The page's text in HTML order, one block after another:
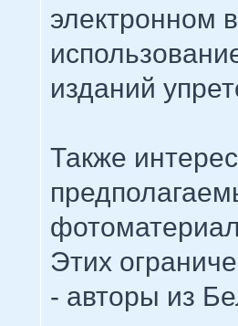
электронном
изданий
Также
Этих
- авторы из